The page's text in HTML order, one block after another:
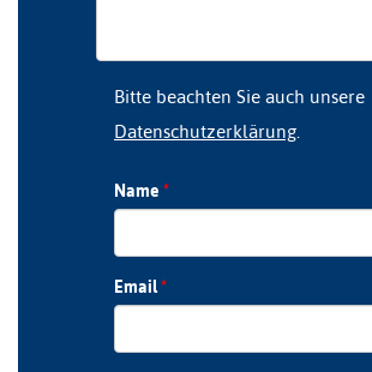
Bitte beachten Sie auch unsere
Datenschutzerklärung
Name *
Email*